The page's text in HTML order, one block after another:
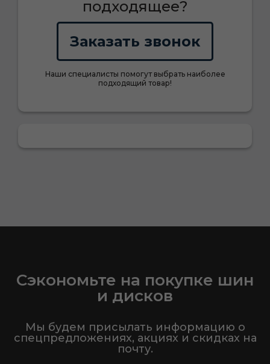
подходящее?
Заказать звонок
Наши специалисты помогут выбрать наиболее
подходящий товар!
Сэкономьте на покупке шин
и дисков
Мы будем присылать информацию о
спецпредложениях, акциях и скидках на
почту.